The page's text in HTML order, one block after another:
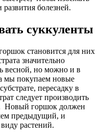
болезней.
суккуленты
становится для них
значительно
весной, но можно и в
мы покупаем новые
пересадку в
следует производить
Новый горшок должен
предыдущий, и
растений.